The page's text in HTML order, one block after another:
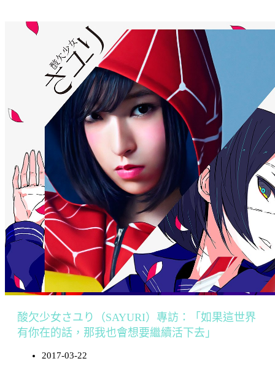
酸欠少女さユり（SAYURI）專訪：「如果這世界
有你在的話，那我也會想要繼續活下去」
2017-03-22